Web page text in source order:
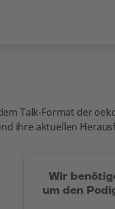
Talk-Format der
ihre aktuellen
Wir
um den